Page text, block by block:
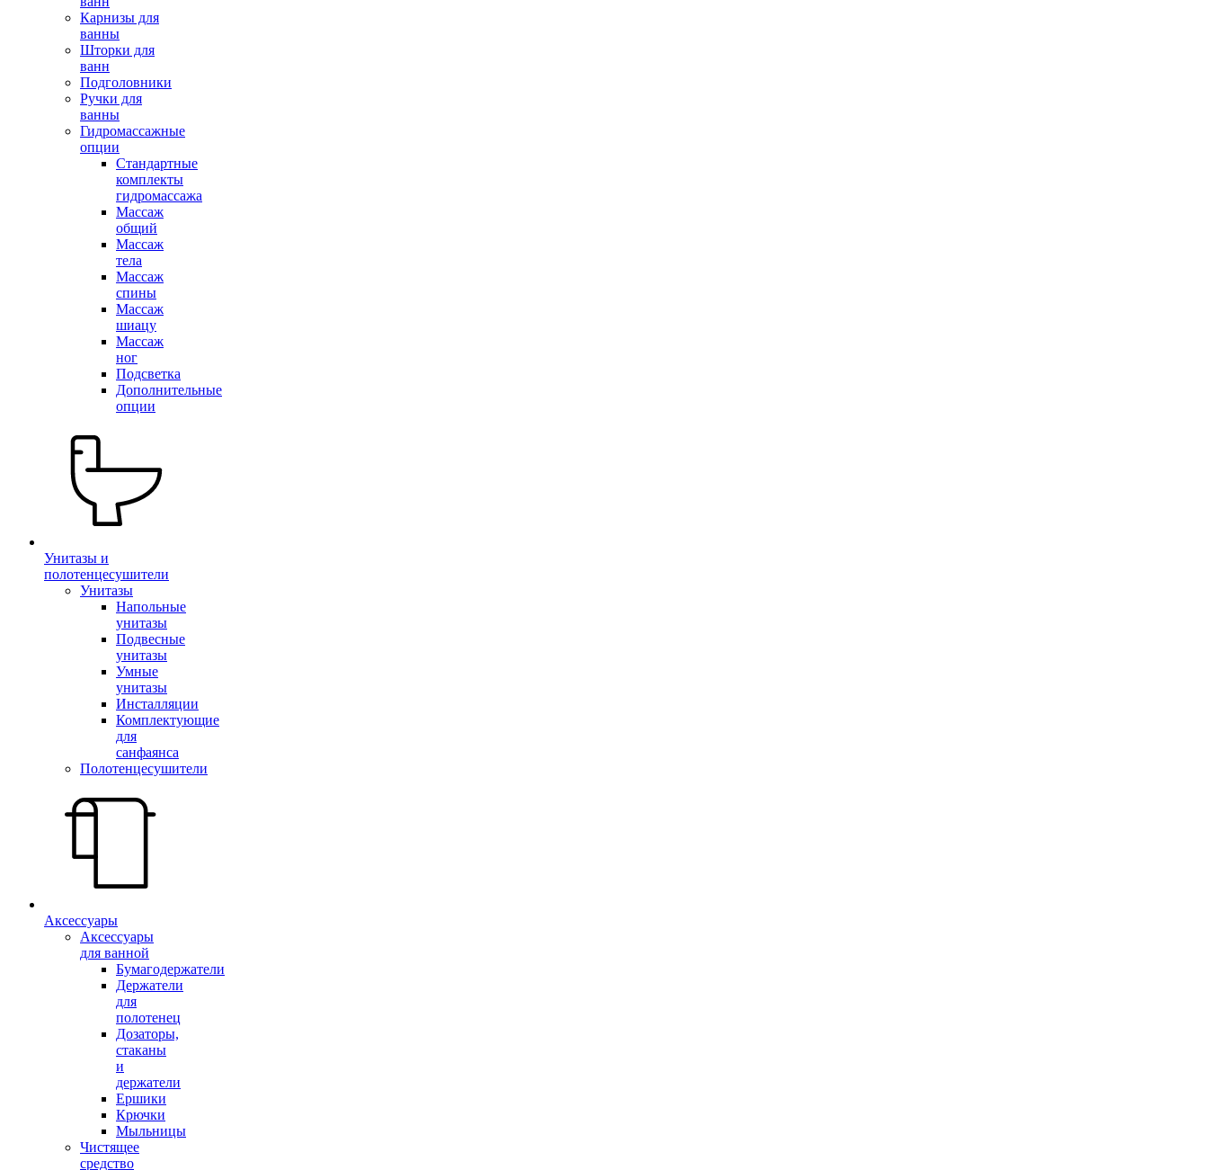
Карнизы для
ванны
Шторки для
ванн
Подголовники
Ручки для
ванны
Гидромассажные
опции
Стандартные
комплекты
гидромассажа
Массаж
общий
Массаж
тела
Массаж
спины
Массаж
шиацу
Массаж
ног
Подсветка
Дополнительные
опции
Унитазы и
полотенцесушители
Унитазы
Напольные
унитазы
Подвесные
унитазы
Умные
унитазы
Инсталляции
Комплектующие
для
санфаянса
Полотенцесушители
Аксессуары
Аксессуары
для ванной
Бумагодержатели
Держатели
для
полотенец
Дозаторы,
стаканы
и
держатели
Ершики
Крючки
Мыльницы
Чистящее
средство